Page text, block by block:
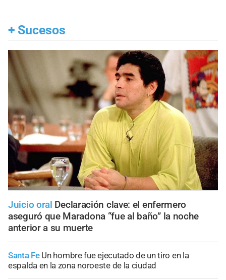
+ Sucesos
Juicio oral Declaración clave: el enfermero
aseguró que Maradona “fue al baño” la noche
anterior a su muerte
Santa Fe Un hombre fue ejecutado de un tiro en la
espalda en la zona noroeste de la ciudad